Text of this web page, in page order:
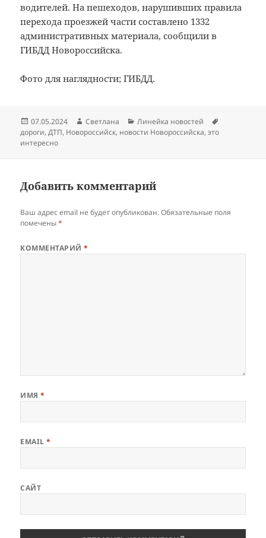
водителей. На пешеходов, нарушивших правила
перехода проезжей части составлено 1332
административных материала, сообщили в
ГИБДД Новороссийска.
Фото для наглядности; ГИБДД.
Опубликовано
07.05.2024 Автор
Светлана Рубрики
Линейка новостей
дороги,ДТП, Новороссийск, новости Новороссийска,это
интересно
Добавить комментарий
Ваш адрес email не будет опубликован. Обязательные поля
помечены*
КОММЕНТАРИЙ*
ИМЯ*
EMAIL*
САЙТ